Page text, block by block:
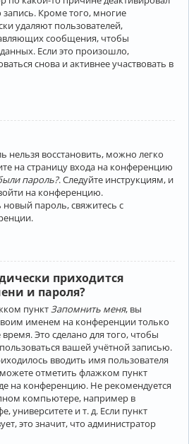
Кроме того, многие
удаляют пользователей,
сообщения, чтобы
Если это произошло,
снова и активнее участвовать в
нельзя восстановить, можно легко
на страницу входа на конференцию
пароль?. Следуйте инструкциям, и
на конференцию.
новый пароль, свяжитесь с
приходится
и пароля?
пунктЗапомнить меня, вы
именем на конференции только
Это сделано для того, чтобы
вашей учётной записью.
вводить имя пользователя
отметить флажком пункт
на конференцию. Не рекомендуется
компьютере, например в
университете и т. д. Если пункт
это значит, что администратор